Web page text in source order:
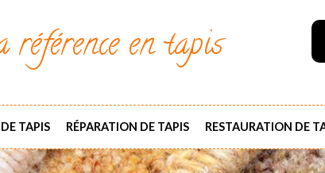
référence en tapis
TAPIS RÉPARATION DE TAPIS RESTAURATION DE